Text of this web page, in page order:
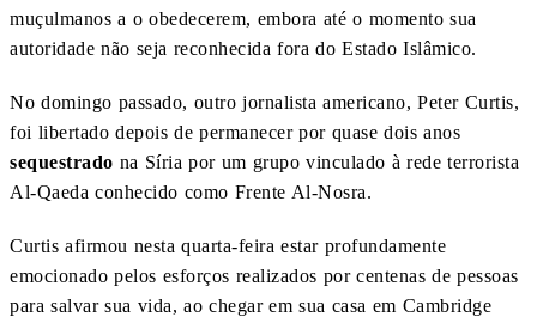
muçulmanos a o obedecerem, embora até o momento sua
autoridade não seja reconhecida fora do Estado Islâmico.
No domingo passado, outro jornalista americano, Peter Curtis,
foi libertado depois de permanecer por quase dois anos
sequestrado na Síria por um grupo vinculado à rede terrorista
Al-Qaeda conhecido como Frente Al-Nosra.
Curtis afirmou nesta quarta-feira estar profundamente
emocionado pelos esforços realizados por centenas de pessoas
para salvar sua vida, ao chegar em sua casa em Cambridge